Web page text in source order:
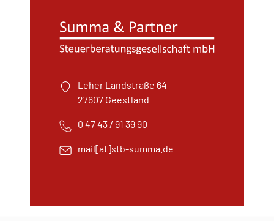
Leher Landstraße 64
27607 Geestland
0 47 43 / 91 39 90
mail[at]stb-summa.de